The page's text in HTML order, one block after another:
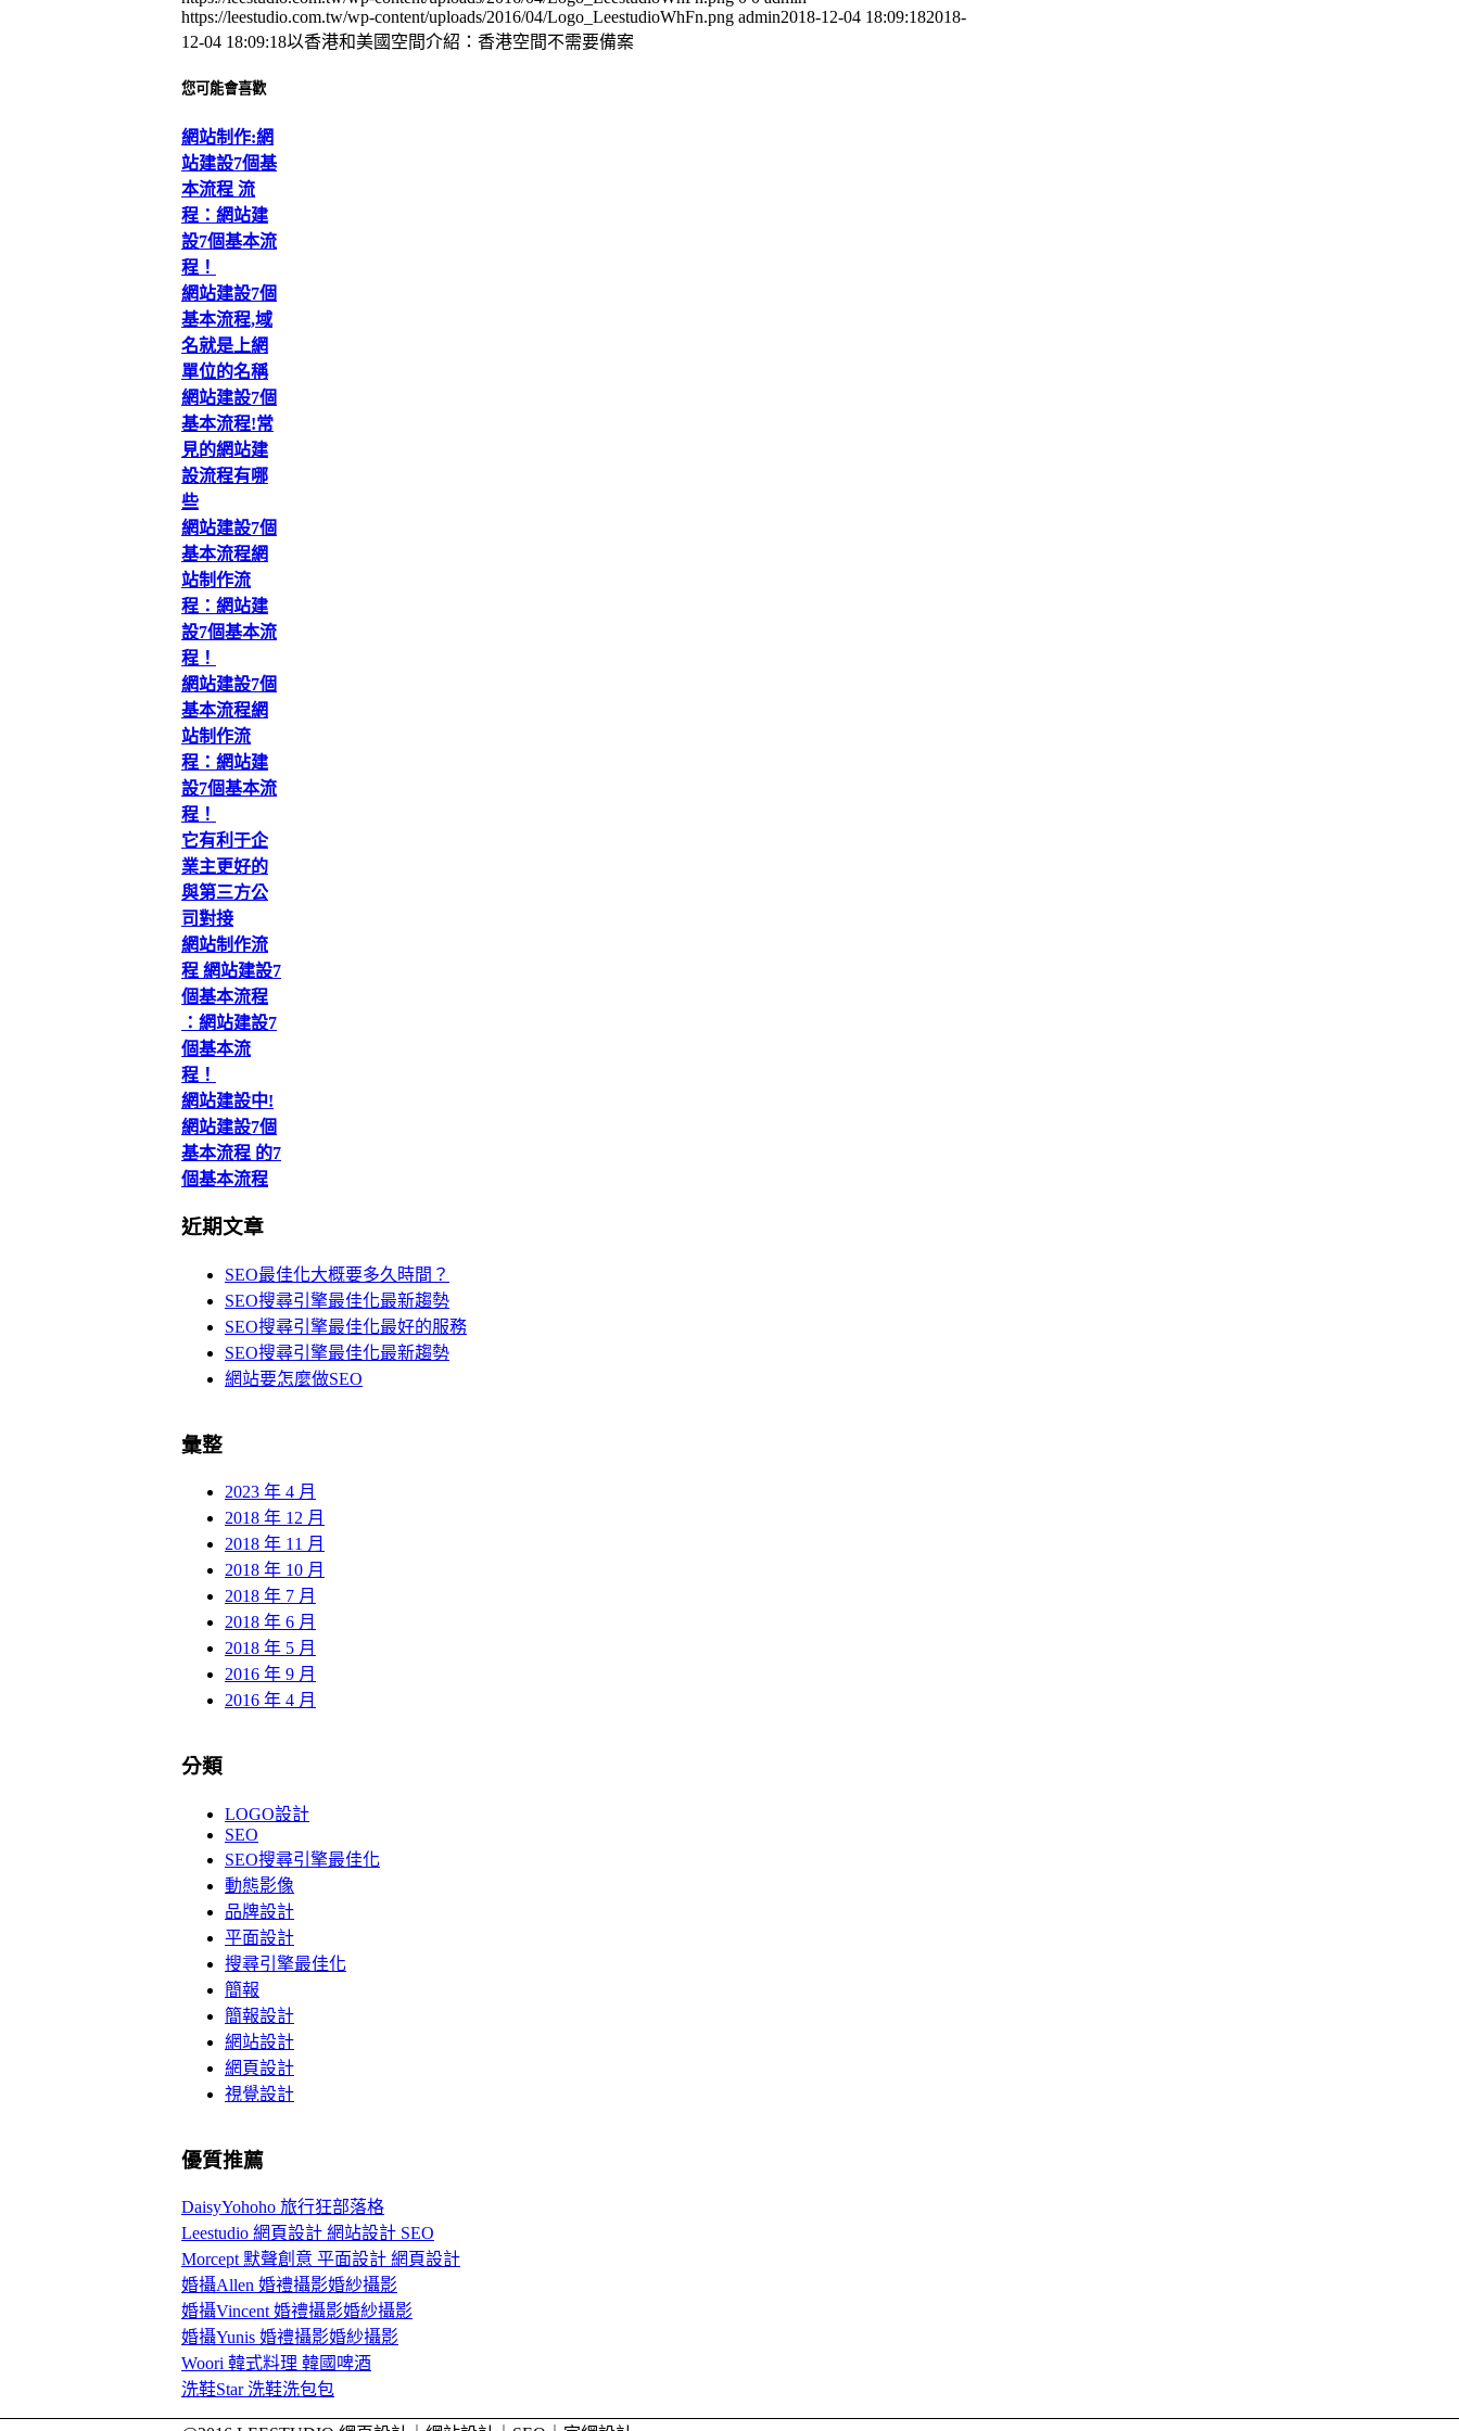
https://leestudio.com.tw/wp-content/uploads/2016/04/Logo_LeestudioWhFn.png admin2018-12-04 18:09:182018-
12-04 18:09:18以香港和美國空間介紹：香港空間不需要備案
您可能會喜歡
網站制作:網
站建設7個基
本流程 流
程：網站建
設7個基本流
程！
網站建設7個
基本流程,域
名就是上網
單位的名稱
網站建設7個
基本流程!常
見的網站建
設流程有哪
些
網站建設7個
基本流程網
站制作流
程：網站建
設7個基本流
程！
網站建設7個
基本流程網
站制作流
程：網站建
設7個基本流
程！
它有利于企
業主更好的
與第三方公
司對接
網站制作流
程 網站建設7
個基本流程
：網站建設7
個基本流
程！
網站建設中!
網站建設7個
基本流程 的7
個基本流程
近期文章
SEO最佳化大概要多久時間？
SEO搜尋引擎最佳化最新趨勢
SEO搜尋引擎最佳化最好的服務
SEO搜尋引擎最佳化最新趨勢
網站要怎麼做SEO
彙整
2023 年 4 月
2018 年 12 月
2018 年 11 月
2018 年 10 月
2018 年 7 月
2018 年 6 月
2018 年 5 月
2016 年 9 月
2016 年 4 月
分類
LOGO設計
SEO
SEO搜尋引擎最佳化
動態影像
品牌設計
平面設計
搜尋引擎最佳化
簡報
簡報設計
網站設計
網頁設計
視覺設計
優質推薦
DaisyYohoho 旅行狂部落格
Leestudio 網頁設計 網站設計 SEO
Morcept 默聲創意 平面設計 網頁設計
婚攝Allen 婚禮攝影婚紗攝影
婚攝Vincent 婚禮攝影婚紗攝影
婚攝Yunis 婚禮攝影婚紗攝影
Woori 韓式料理 韓國啤酒
洗鞋Star 洗鞋洗包包